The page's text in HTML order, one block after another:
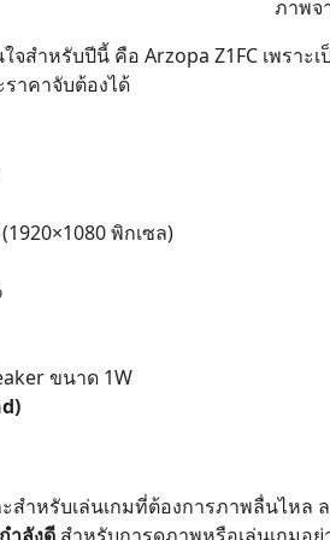
ภาพจ
สำหรับปีนี้ คือ Arzopa Z1FC เพรา
าคาจับต้องได้
พิกเซล)
ขนาด 1W
ะสำหรับเล่นเกมที่ต้องการภาพลื่นไหล